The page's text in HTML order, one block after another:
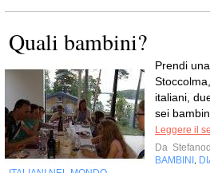
Quali bambini?
Prendi
italiani,
sei
Leggere il
Da Stefanod
BAMBINI